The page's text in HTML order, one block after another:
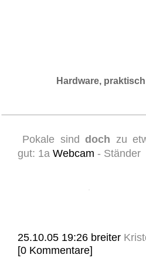
Hardware, praktisch
Pokale sinddoch zu
gut: 1a Webcam - Ständer
25.10.05 19:26 breiter
[0 Kommentare]